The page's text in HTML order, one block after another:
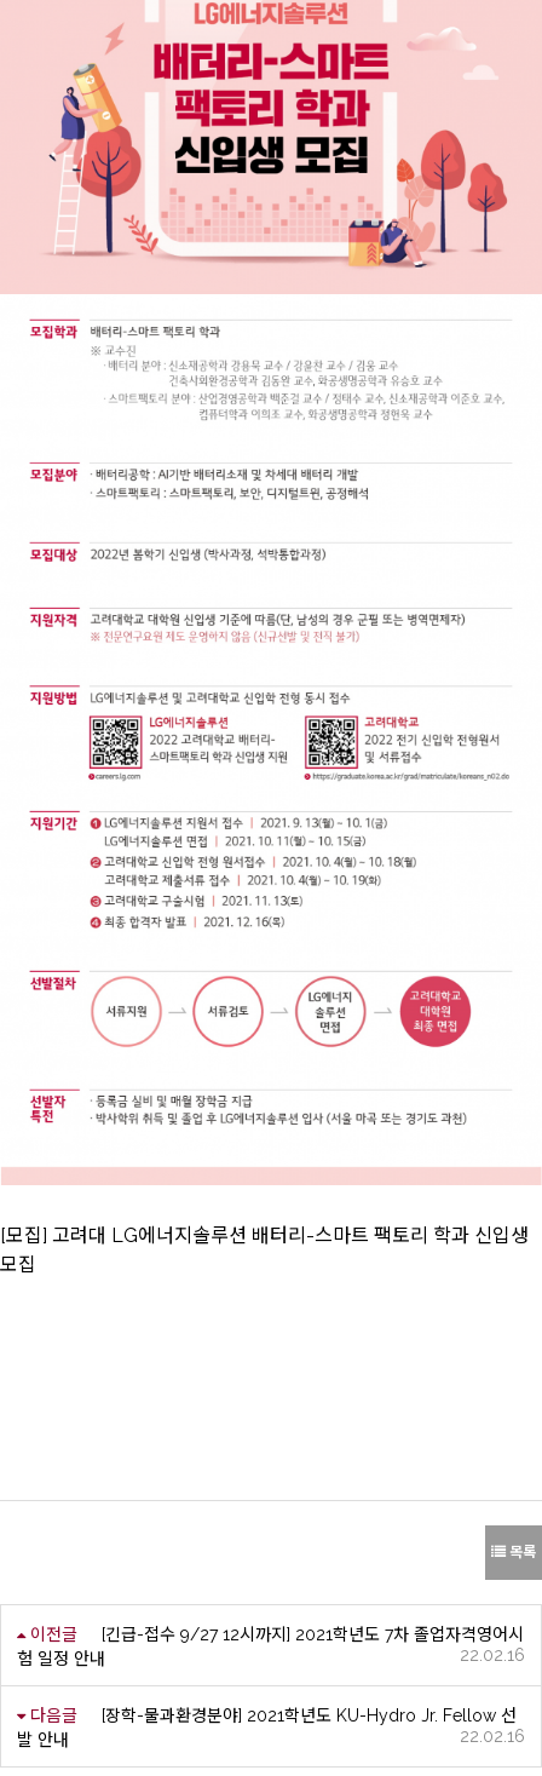
[모집] 고려대 LG에너지솔루션 배터리-스마트 팩토리 학과 신입생
모집
목록
이전글
[긴급-접수 9/27 12시까지] 2021학년도 7차 졸업자격영어시
험 일정 안내
22.02.16
다음글
[장학-물과환경분야] 2021학년도 KU-Hydro Jr. Fellow 선
발 안내
22.02.16